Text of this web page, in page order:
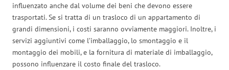
influenzato anche dal volume dei beni che devono essere
trasportati. Se si tratta di un trasloco di un appartamento di
grandi dimensioni, i costi saranno ovviamente maggiori. Inoltre, i
servizi aggiuntivi come l’imballaggio, lo smontaggio e il
montaggio dei mobili, e la fornitura di materiale di imballaggio,
possono influenzare il costo finale del trasloco.